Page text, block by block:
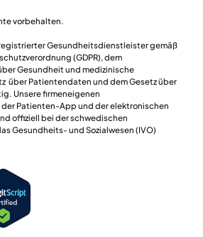
vorbehalten.
registrierter Gesundheitsdienstleister gemäß
(GDPR), dem
Gesundheit und medizinische
über Patientendaten und dem Gesetz über
Unsere firmeneigenen
Patienten-App und der elektronischen
offiziell bei der schwedischen
Gesundheits- und Sozialwesen (IVO)